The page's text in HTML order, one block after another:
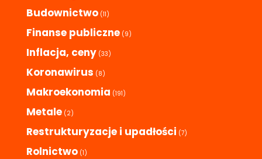
Budownictwo (11)
Finanse publiczne (9)
Inflacja, ceny (33)
Koronawirus (8)
Makroekonomia (191)
Metale (2)
Restrukturyzacje i upadłości (7)
Rolnictwo (1)